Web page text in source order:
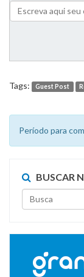
Tags: Guest Post
Período para
BUSCAR